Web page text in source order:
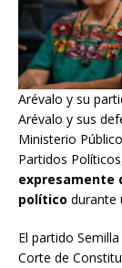
Arévalo y su
Arévalo y sus
Ministerio
Partidos
expresamente
político durante
El partido Semilla
Corte de